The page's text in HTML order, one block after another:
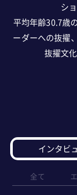
シ
平均年齢30.7歳
ーダーへの抜擢、
抜擢文
インタビ
全て